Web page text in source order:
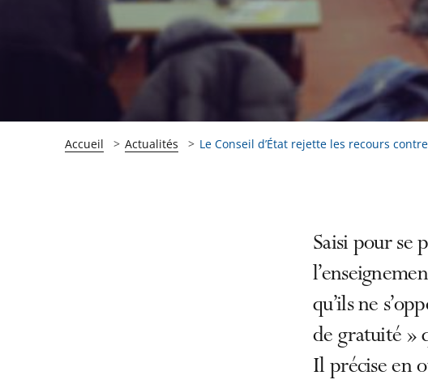
Accueil Actualités Le Conseil d’État rejette les recours contre
Saisi pour se
qu’ils ne
de gratuité »
Il précise en